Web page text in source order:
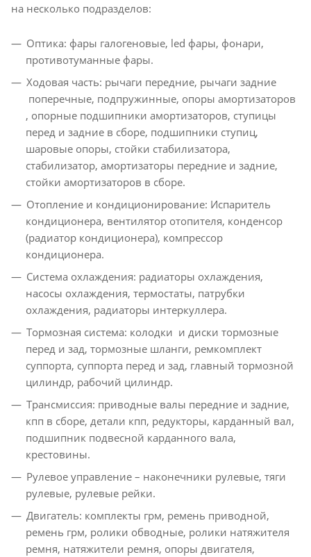
на несколько подразделов:
Оптика: фары галогеновые, led фары, фонари,
противотуманные фары.
Ходовая часть: рычаги передние, рычаги задние
поперечные, подпружинные, опоры амортизаторов
, опорные подшипники амортизаторов, ступицы
перед и задние в сборе, подшипники ступиц,
шаровые опоры, стойки стабилизатора,
стабилизатор, амортизаторы передние и задние,
стойки амортизаторов в сборе.
Отопление и кондиционирование: Испаритель
кондиционера, вентилятор отопителя, конденсор
(радиатор кондиционера), компрессор
кондиционера.
Система охлаждения: радиаторы охлаждения,
насосы охлаждения, термостаты, патрубки
охлаждения, радиаторы интеркуллера.
Тормозная система: колодки и диски тормозные
перед и зад, тормозные шланги, ремкомплект
суппорта, суппорта перед и зад, главный тормозной
цилиндр, рабочий цилиндр.
Трансмиссия: приводные валы передние и задние,
кпп в сборе, детали кпп, редукторы, карданный вал,
подшипник подвесной карданного вала,
крестовины.
Рулевое управление – наконечники рулевые, тяги
рулевые, рулевые рейки.
Двигатель: комплекты грм, ремень приводной,
ремень грм, ролики обводные, ролики натяжителя
ремня, натяжители ремня, опоры двигателя,